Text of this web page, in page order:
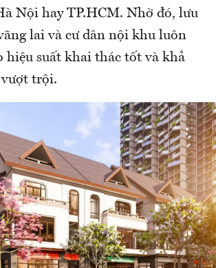
Nội hay TP.HCM. Nhờ đó, lưu
lai và cư dân nội khu luôn
hiệu suất khai thác tốt và khả
trội.